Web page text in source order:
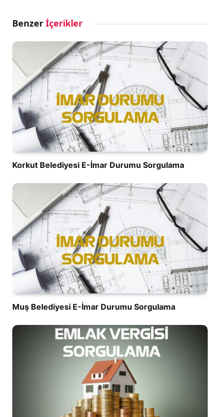
Benzer İçerikler
Korkut Belediyesi E-İmar Durumu Sorgulama
Muş Belediyesi E-İmar Durumu Sorgulama